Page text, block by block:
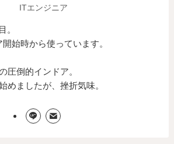
ITエンジニア
。
始時から使っています。
圧倒的インドア。
めましたが、挫折気味。